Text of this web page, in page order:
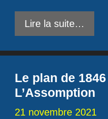
Lire la suite…
Le plan de
L’Assomption
21 novembre 2021